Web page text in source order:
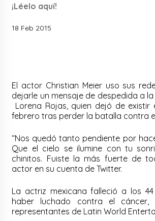
¡Léelo aquí!
18 Feb 2015
El actor Christian Meier uso sus
dejarle un mensaje de despedida a
Lorena Rojas, quien dejó de existir
febrero tras perder la batalla contra
“Nos quedó tanto pendiente por
Que el cielo se ilumine con tu
chinitos. Fuiste la más fuerte de
actor en su cuenta de Twitter.
La actriz mexicana falleció a los
haber luchado contra el cáncer,
representantes de Latin World